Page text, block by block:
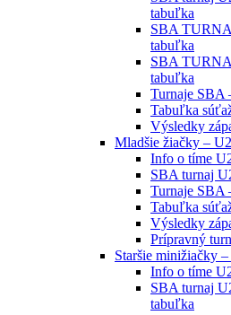
tabuľka
SBA
tabuľka
SBA
tabuľka
Turnaje SBA
Tabuľka
Výsledky
Mladšie žiačky –
Info o tíme
SBA turnaj
Turnaje SBA
Tabuľka
Výsledky
Prípravný
Staršie minižiačky
Info o tíme
SBA turnaj
tabuľka